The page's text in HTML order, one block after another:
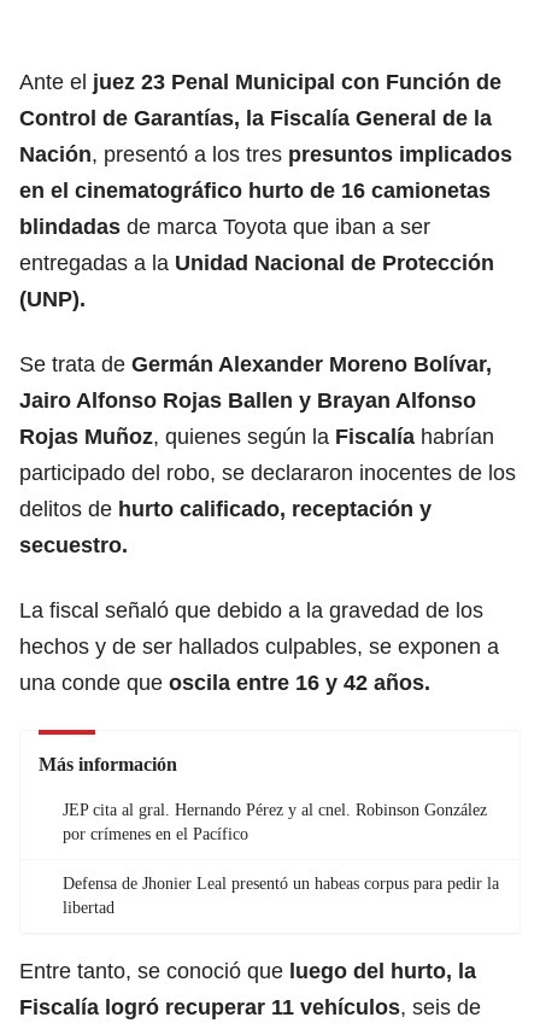
Ante el juez 23 Penal Municipal con Función de
Control de Garantías, la Fiscalía General de la
Nación, presentó a los tres presuntos implicados
en el cinematográfico hurto de 16 camionetas
blindadas de marca Toyota que iban a ser
entregadas a la Unidad Nacional de Protección
(UNP).
Se trata de Germán Alexander Moreno Bolívar,
Jairo Alfonso Rojas Ballen y Brayan Alfonso
Rojas Muñoz, quienes según la Fiscalía habrían
participado del robo, se declararon inocentes de los
delitos de hurto calificado, receptación y
secuestro.
La fiscal señaló que debido a la gravedad de los
hechos y de ser hallados culpables, se exponen a
una conde que oscila entre 16 y 42 años.
Más información
JEP cita al gral. Hernando Pérez y al cnel. Robinson González
por crímenes en el Pacífico
Defensa de Jhonier Leal presentó un habeas corpus para pedir la
libertad
Entre tanto, se conoció que luego del hurto, la
Fiscalía logró recuperar 11 vehículos, seis de